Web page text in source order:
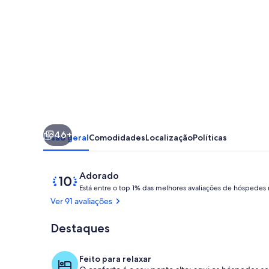
própria
piscina
privada,
jardins
deslumbrantes,
vistas
encantadoras.
46+
Visão geralComodidadesLocalizaçãoPolíticas
AvaliaçõesAdorado
Pontuação
de
10
um
máximo
10,
Está entre o top 1% das melhores avaliações de hóspedes
Ver 91 avaliações
Destaques
Feito para relaxar